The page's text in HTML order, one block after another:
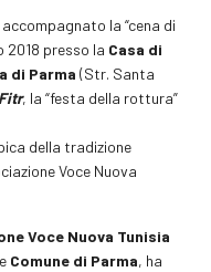
la “cena di
2018 presso la Casa di
di Parma (Str. Santa
, la “festa della rottura”
della tradizione
Voce Nuova
Voce Nuova Tunisia
e Comune di Parma, ha